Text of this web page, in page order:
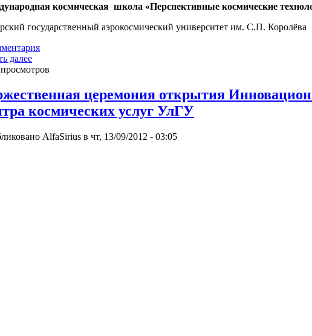
космическая школа «Перспективные космические
государственный аэрокосмический университет им. С.П. Королёва
далее
церемония открытия
космических услуг УлГУ
AlfaSirius в чт, 13/09/2012 - 03:05